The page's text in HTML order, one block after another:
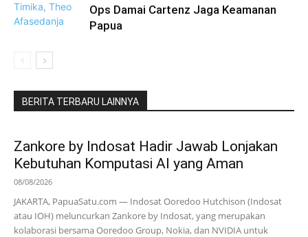
Ops Damai Cartenz Jaga Keamanan
Papua
BERITA TERBARU LAINNYA
Zankore by Indosat Hadir Jawab Lonjakan
Kebutuhan Komputasi AI yang Aman
08/08/2026
JAKARTA, PapuaSatu.com — Indosat Ooredoo Hutchison (Indosat
atau IOH) meluncurkan Zankore by Indosat, yang merupakan
kolaborasi bersama Ooredoo Group, Nokia, dan NVIDIA untuk